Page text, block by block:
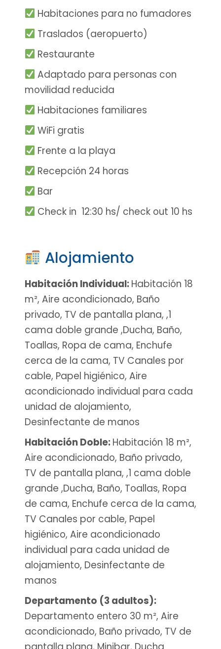
Habitaciones para no fumadores
Traslados (aeropuerto)
Restaurante
Adaptado para personas con
movilidad reducida
Habitaciones familiares
WiFi gratis
Frente a la playa
Recepción 24 horas
Bar
Check in 12:30 hs/ check out 10 hs
Alojamiento
Habitación Individual:Habitación 18
m², Aire acondicionado, Baño
privado, TV de pantalla plana, ,1
cama doble grande ,Ducha, Baño,
Toallas, Ropa de cama, Enchufe
cerca de la cama, TV Canales por
cable, Papel higiénico, Aire
acondicionado individual para cada
unidad de alojamiento,
Desinfectante de manos
Habitación Doble:Habitación 18 m²,
Aire acondicionado, Baño privado,
TV de pantalla plana, ,1 cama doble
grande ,Ducha, Baño, Toallas, Ropa
de cama, Enchufe cerca de la cama,
TV Canales por cable, Papel
higiénico, Aire acondicionado
individual para cada unidad de
alojamiento, Desinfectante de
manos
Departamento (3 adultos):
Departamento entero 30 m², Aire
acondicionado, Baño privado, TV de